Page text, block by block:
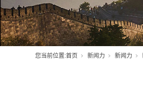
您当前位置:首页 新闻力 新闻力